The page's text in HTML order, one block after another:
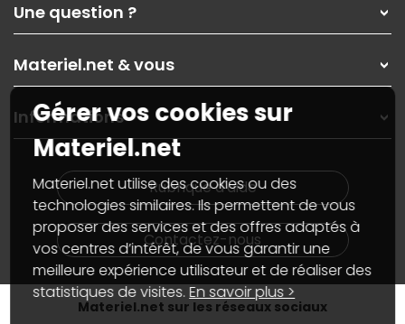
Nos services
Les magasins Materiel.net
Nos solutions pour les pros
Contactez-nous
Une question ?
Paiement, livraison
Garanties,Pack Zen
SAV, demander un retour
Informations
Guides d'achats et tutoriels
Materiel.net & vous
On répare votre PC portable
On rachète votre carte graphique
PC sur mesure : Votre RDV personnalisé
Notre démarche écologique
Materiel.net recrute
Notre programme d'affiliation
Partenariat & Sponsoring
Informations
Plan du site
Nos marques
Conditions générales de vente
Marketplace
Informations légales
Données personnellesetcookies
Gérer vos cookies
Accessibilité : non conforme
Rubrique d'aide
Contactez-nous
Materiel.net sur les réseaux sociaux
Gérer vos cookies sur
Materiel.net
Materiel.net utilise des cookies ou des
technologies similaires. Ils permettent de vous
proposer des services et des offres adaptés à
vos centres d’intérêt, de vous garantir une
meilleure expérience utilisateur et de réaliser des
statistiques de visites.En savoir plus >